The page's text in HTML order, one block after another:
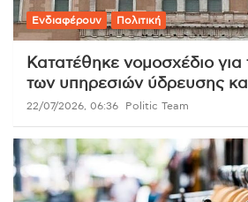
Ενδιαφέρουν Πολιτική
Κατατέθηκε νομοσχέδιο για
των υπηρεσιών ύδρευσης
22/07/2026, 06:36 Politic Team